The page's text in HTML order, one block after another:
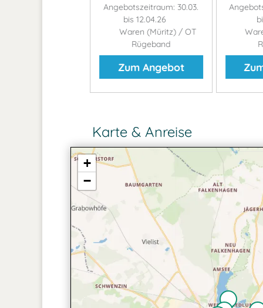
Angebotszeitraum: 30.03.
bis 12.04.26
Waren (Müritz) / OT
Rügeband
Zum Angebot
Karte & Anreise
+
−